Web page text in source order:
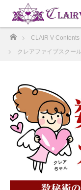
ホーム
CLAIR V
クレアファイブスクー